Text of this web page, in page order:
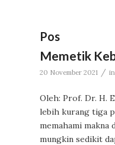
Pos
Memetik
20 November 2021 / in
Oleh: Prof. Dr. H.
lebih kurang tiga
memahami makna
mungkin sedikit